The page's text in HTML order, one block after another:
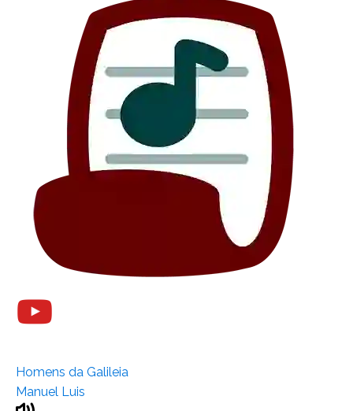
Homens da Galileia
Manuel Luis